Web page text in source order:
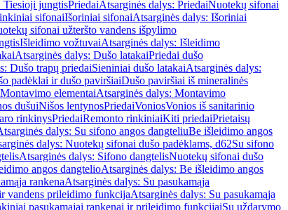
Tiesioji jungtisPriedaiAtsarginės dalys: PriedaiNuotekų sifonai
sifonaiIšoriniai sifonaiAtsarginės dalys: Išoriniai
sifonai užteršto vandens išpylimo
Išleidimo vožtuvaiAtsarginės dalys: Išleidimo
Atsarginės dalys: Dušo latakaiPriedai dušo
Dušo trapų priedaiSieniniai dušo latakaiAtsarginės dalys:
padėklai ir dušo paviršiaiDušo paviršiai iš mineralinės
Montavimo elementaiAtsarginės dalys: Montavimo
dušuiNišos lentynosPriedaiVoniosVonios iš sanitarinio
rinkinysPriedaiRemonto rinkiniaiKiti priedaiPrietaisų
dalys: Su sifono angos dangteliuBe išleidimo angos
dalys: Nuotekų sifonai dušo padėklams, d62Su sifono
Atsarginės dalys: Sifono dangtelisNuotekų sifonai dušo
angos dangtelioAtsarginės dalys: Be išleidimo angos
rankenaAtsarginės dalys: Su pasukamąja
vandens prileidimo funkcijaAtsarginės dalys: Su pasukamąja
pasukamajai rankenai ir prileidimo funkcijaiSu uždarymo